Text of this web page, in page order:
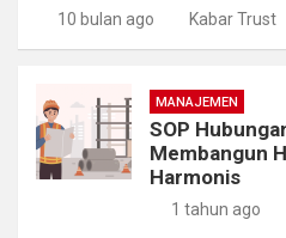
10 bulan ago Kabar Trust
MANAJEMEN
SOP
Membangun
Harmonis
1 tahun ago